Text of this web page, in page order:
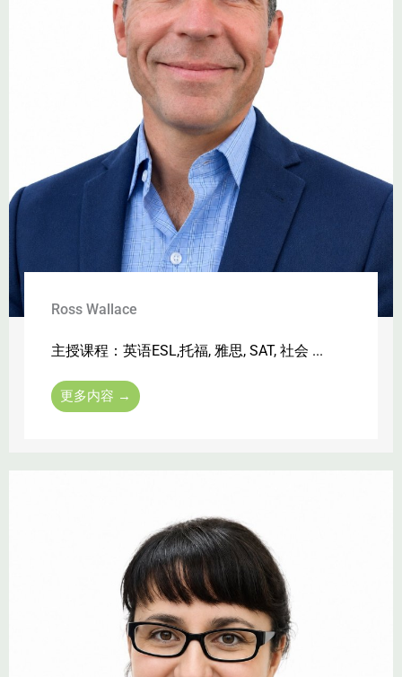
Ross Wallace
主授课程：英语ESL,托福, 雅思, SAT, 社会 ...
更多内容 →